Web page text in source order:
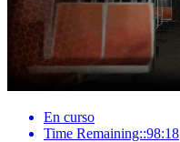
En curso
Time Remaining::98:18